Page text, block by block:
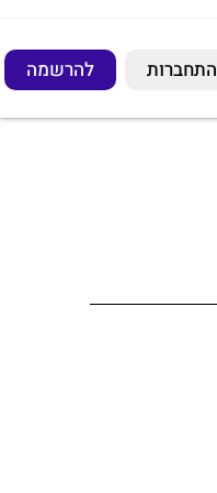
להרשמה התחברות